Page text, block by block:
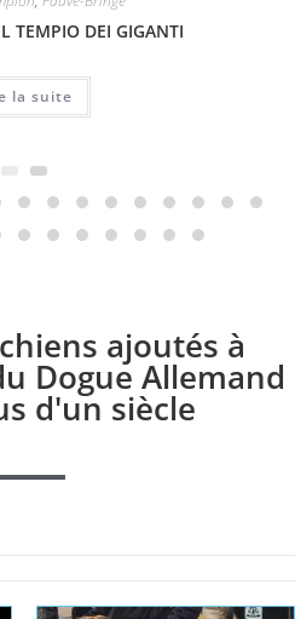
TEMPIO DEI GIGANTI
la suite
ajoutés à
Dogue Allemand
d'un siècle